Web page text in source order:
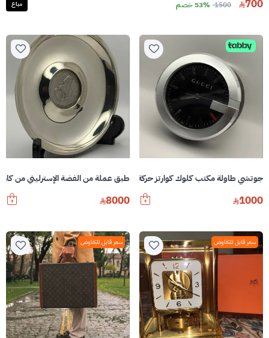
700
1500 53% خصم مباع
جوتشي طاولة مكتب كلوك كوارتز حركة 210 سويسري مصنوع من مينا GG أسود
1000
طبق عملة من الفضة الإسترليني من
8000
سعر قابل للتفاوض سعر قابل للتفاوض